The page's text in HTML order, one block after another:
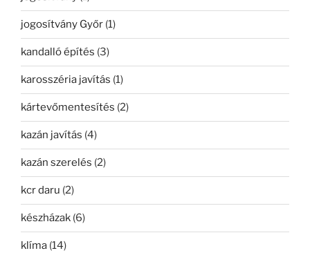
jogosítvány Győr (1)
kandalló építés (3)
karosszéria javítás (1)
kártevőmentesítés (2)
kazán javítás (4)
kazán szerelés (2)
kcr daru (2)
készházak (6)
klíma (14)